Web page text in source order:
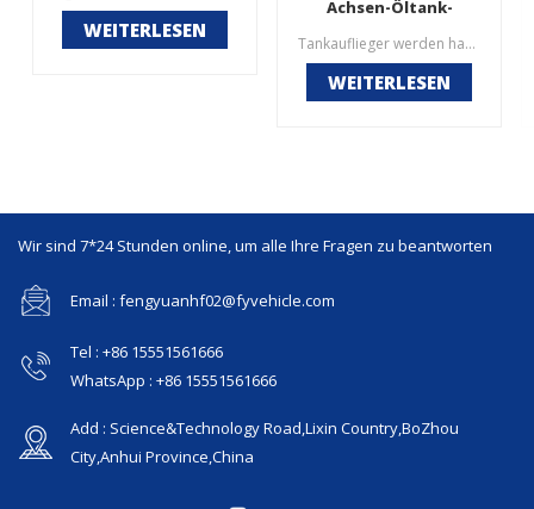
WEITERLESEN
Achsen-Öltank-
Tankauflieger werden hauptsächlich zum Transport von Flüssigkeiten und Öl verwendet. Die Karosserie des FengYuan-Kraftstofftankers besteht im Allgemeinen aus Kohlenstoffstahlblech und kann auch aus Aluminiumlegierungen, Edelstahl, Polyethylen und anderen Materialien hergestellt werden.
WEITERLESEN
Wir sind 7*24 Stunden online, um alle Ihre Fragen zu beantworten
Email : fengyuanhf02@fyvehicle.com
Tel : +86 15551561666
WhatsApp : +86 15551561666
Add : Science&Technology Road,Lixin Country,BoZhou
City,Anhui Province,China